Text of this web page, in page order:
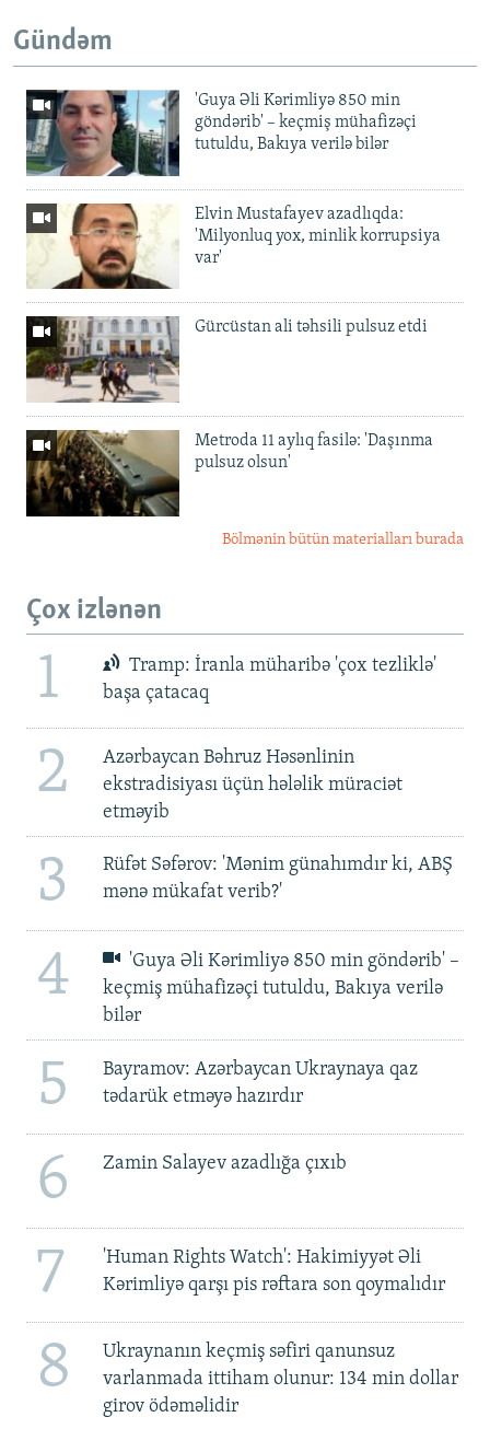
Gündəm
'Guya Əli Kərimliyə 850 min
göndərib' – keçmiş mühafizəçi
tutuldu, Bakıya verilə bilər
Elvin Mustafayev azadlıqda:
'Milyonluq yox, minlik korrupsiya
var'
Gürcüstan ali təhsili pulsuz etdi
Metroda 11 aylıq fasilə: 'Daşınma
pulsuz olsun'
Bölmənin bütün materialları burada
Çox izlənən
1
Tramp: İranla müharibə 'çox tezliklə'
başa çatacaq
2
Azərbaycan Bəhruz Həsənlinin
ekstradisiyası üçün hələlik müraciət
etməyib
3
Rüfət Səfərov: 'Mənim günahımdır ki, ABŞ
mənə mükafat verib?'
4
'Guya Əli Kərimliyə 850 min göndərib' –
keçmiş mühafizəçi tutuldu, Bakıya verilə
bilər
5
Bayramov: Azərbaycan Ukraynaya qaz
tədarük etməyə hazırdır
6 Zamin Salayev azadlığa çıxıb
7
'Human Rights Watch': Hakimiyyət Əli
Kərimliyə qarşı pis rəftara son qoymalıdır
8
Ukraynanın keçmiş səfiri qanunsuz
varlanmada ittiham olunur: 134 min dollar
girov ödəməlidir